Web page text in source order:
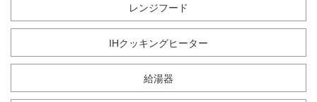
レンジフード
IHクッキングヒーター
給湯器